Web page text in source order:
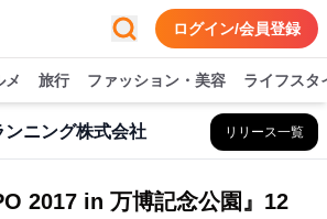
ログイン/会員登録
メ 旅行 ファッション・美容 ライフスタ
ンニング株式会社 リリース一覧
2017 in 万博記念公園』12